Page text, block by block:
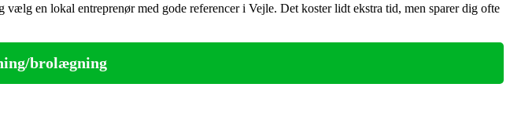
en lokal entreprenør med gode referencer i Vejle. Det koster lidt ekstra tid, men sparer dig ofte
brolægning